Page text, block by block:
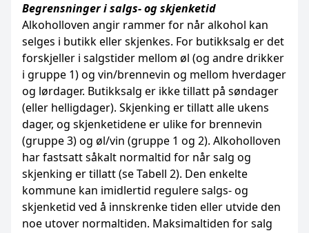
Begrensninger i salgs- og skjenketid
Alkoholloven angir rammer for når alkohol kan
selges i butikk eller skjenkes. For butikksalg er det
forskjeller i salgstider mellom øl (og andre drikker
i gruppe 1) og vin/brennevin og mellom hverdager
og lørdager. Butikksalg er ikke tillatt på søndager
(eller helligdager). Skjenking er tillatt alle ukens
dager, og skjenketidene er ulike for brennevin
(gruppe 3) og øl/vin (gruppe 1 og 2). Alkoholloven
har fastsatt såkalt normaltid for når salg og
skjenking er tillatt (se Tabell 2). Den enkelte
kommune kan imidlertid regulere salgs- og
skjenketid ved å innskrenke tiden eller utvide den
noe utover normaltiden. Maksimaltiden for salg